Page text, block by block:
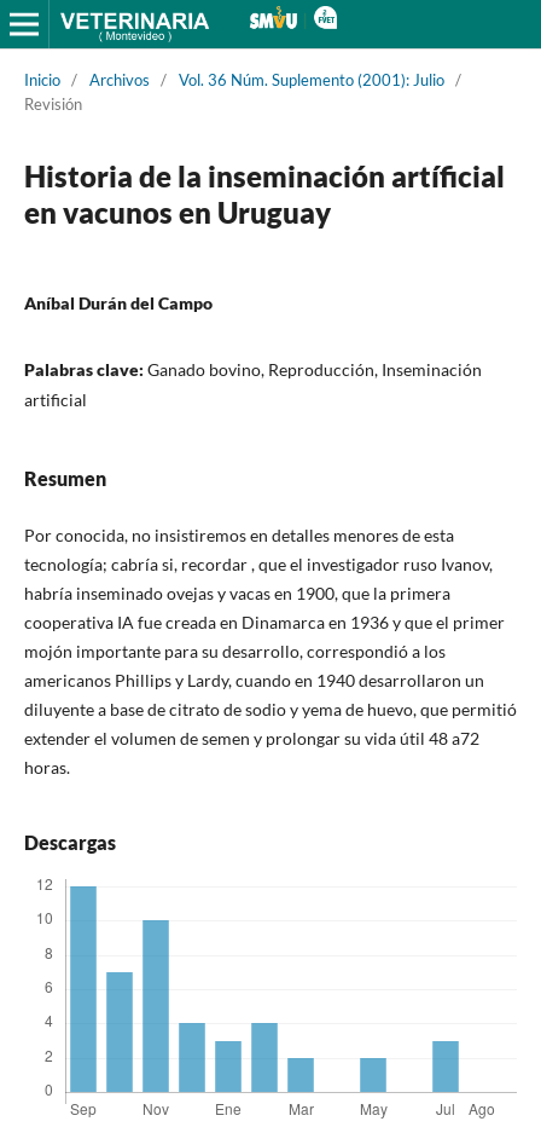
Inicio / Archivos / Vol. 36 Núm. Suplemento (2001): Julio /
Revisión
Historia de la inseminación artíficial
en vacunos en Uruguay
Aníbal Durán del Campo
Palabras clave: Ganado bovino, Reproducción, Inseminación
artificial
Resumen
Por conocida, no insistiremos en detalles menores de esta
tecnología; cabría si, recordar , que el investigador ruso Ivanov,
habría inseminado ovejas y vacas en 1900, que la primera
cooperativa IA fue creada en Dinamarca en 1936 y que el primer
mojón importante para su desarrollo, correspondió a los
americanos Phillips y Lardy, cuando en 1940 desarrollaron un
diluyente a base de citrato de sodio y yema de huevo, que permitió
extender el volumen de semen y prolongar su vida útil 48 a72
horas.
Descargas